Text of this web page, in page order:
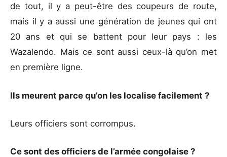
de tout, il y a peut-être des coupeurs de route,
mais il y a aussi une génération de jeunes qui ont
20 ans et qui se battent pour leur pays : les
Wazalendo. Mais ce sont aussi ceux-là qu’on met
en première ligne.
Ils meurent parce qu’on les localise facilement ?
Leurs officiers sont corrompus.
Ce sont des officiers de l’armée congolaise ?